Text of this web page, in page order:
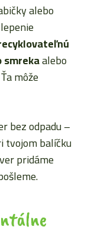
alebo
smrekaalebo
môže
bez odpadu –
tvojom balíčku
pridáme